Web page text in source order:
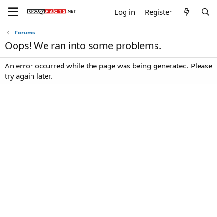
Log in Register
Forums
Oops! We ran into some problems.
An error occurred while the page was being generated. Please
try again later.